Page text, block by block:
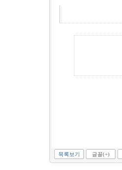
목록보기 글꼴(+)